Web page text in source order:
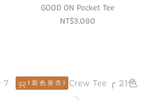
GOOD ON Pocket Tee
NT$3,080
၄၃ ꒰ 新 色 発 売 ꒱